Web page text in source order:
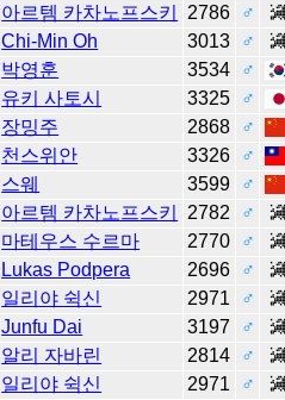
아르템 카차노프스키 2786
♂
Chi-Min Oh 3013
♂
박영훈 3534
♂
유키 사토시 3325
♂
장밍주 2868
♂
천스위안 3326
♂
스웨 3599
♂
아르템 카차노프스키 2782
♂
마테우스 수르마 2770
♂
Lukas Podpera 2696
♂
일리야 쉭신 2971
♂
Junfu Dai 3197
♂
알리 자바린 2814
♂
일리야 쉭신 2971
♂